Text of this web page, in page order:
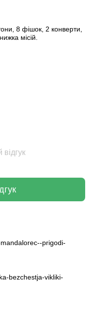
8 фішок, 2 конверти,
місій.
prigodi-
bezchestja-vikliki-